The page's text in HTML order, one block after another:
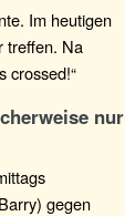
Im heutigen
treffen. Na
crossed!“
nur
gegen